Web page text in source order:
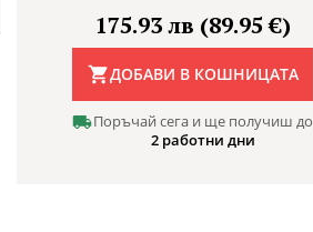
175.93 лв (89.95 €)
ДОБАВИ В КОШНИЦАТА
Поръчай сега и ще получиш до
2 работни дни